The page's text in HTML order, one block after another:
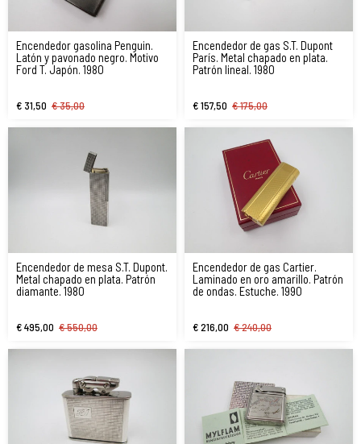
Encendedor gasolina Penguin.
Latón y pavonado negro. Motivo
Ford T. Japón. 1980
€ 31,50 € 35,00
Encendedor de gas S.T. Dupont
París. Metal chapado en plata.
Patrón lineal. 1980
€ 157,50 € 175,00
Encendedor de mesa S.T. Dupont.
Metal chapado en plata. Patrón
diamante. 1980
€ 495,00 € 550,00
Encendedor de gas Cartier.
Laminado en oro amarillo. Patrón
de ondas. Estuche. 1990
€ 216,00 € 240,00